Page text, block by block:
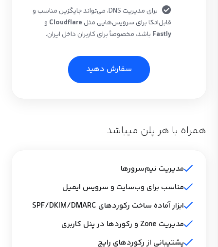
برای مدیریتDNS، می‌تواند جایگزین مناسب و
قابل‌اتکا برای سرویس‌هایی مثلCloudflare و
Fastly باشد، مخصوصاً برای کاربران داخل ایران.
سفارش دهید
همراه با هر پلن میباشد
مدیریت نیم‌سرورها
مناسب برای وب‌سایت و سرویس ایمیل
ابزار آماده ساخت رکوردهای SPF/DKIM/DMARC
مدیریت Zone و رکوردها در پنل کاربری
پشتیبانی از رکوردهای رایج